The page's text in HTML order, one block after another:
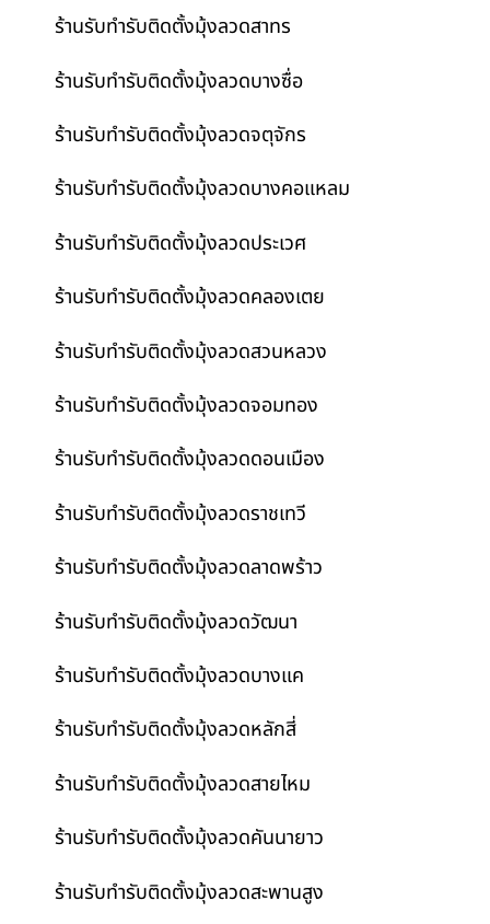
ร้านรับทำรับติดตั้งมุ้งลวดสาทร
ร้านรับทำรับติดตั้งมุ้งลวดบางซื่อ
ร้านรับทำรับติดตั้งมุ้งลวดจตุจักร
ร้านรับทำรับติดตั้งมุ้งลวดบางคอแหลม
ร้านรับทำรับติดตั้งมุ้งลวดประเวศ
ร้านรับทำรับติดตั้งมุ้งลวดคลองเตย
ร้านรับทำรับติดตั้งมุ้งลวดสวนหลวง
ร้านรับทำรับติดตั้งมุ้งลวดจอมทอง
ร้านรับทำรับติดตั้งมุ้งลวดดอนเมือง
ร้านรับทำรับติดตั้งมุ้งลวดราชเทวี
ร้านรับทำรับติดตั้งมุ้งลวดลาดพร้าว
ร้านรับทำรับติดตั้งมุ้งลวดวัฒนา
ร้านรับทำรับติดตั้งมุ้งลวดบางแค
ร้านรับทำรับติดตั้งมุ้งลวดหลักสี่
ร้านรับทำรับติดตั้งมุ้งลวดสายไหม
ร้านรับทำรับติดตั้งมุ้งลวดคันนายาว
ร้านรับทำรับติดตั้งมุ้งลวดสะพานสูง